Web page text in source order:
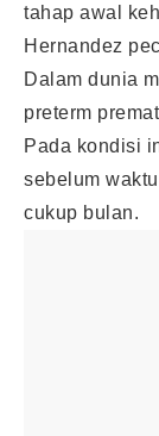
tahap awal
Hernandez
Dalam dunia
preterm
Pada kondisi
sebelum
cukup bulan.